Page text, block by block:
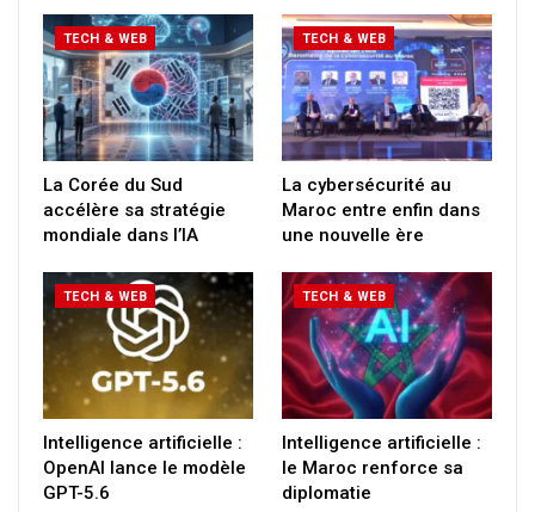
TECH & WEB
La Corée du Sud
accélère sa stratégie
mondiale dans l’IA
TECH & WEB
La cybersécurité au
Maroc entre enfin dans
une nouvelle ère
TECH & WEB
Intelligence artificielle :
OpenAI lance le modèle
GPT-5.6
TECH & WEB
Intelligence artificielle :
le Maroc renforce sa
diplomatie